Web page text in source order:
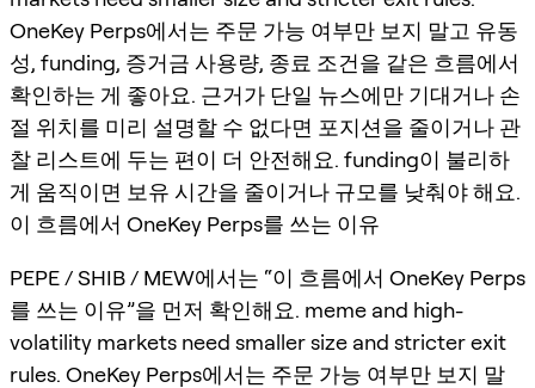
OneKey Perps에서는 주문 가능 여부만 보지 말고 유동
성, funding, 증거금 사용량, 종료 조건을 같은 흐름에서
확인하는 게 좋아요. 근거가 단일 뉴스에만 기대거나 손
절 위치를 미리 설명할 수 없다면 포지션을 줄이거나 관
찰 리스트에 두는 편이 더 안전해요. funding이 불리하
게 움직이면 보유 시간을 줄이거나 규모를 낮춰야 해요.
이 흐름에서 OneKey Perps를 쓰는 이유
PEPE / SHIB / MEW에서는 “이 흐름에서 OneKey Perps
를 쓰는 이유”을 먼저 확인해요. meme and high-
volatility markets need smaller size and stricter exit
rules. OneKey Perps에서는 주문 가능 여부만 보지 말